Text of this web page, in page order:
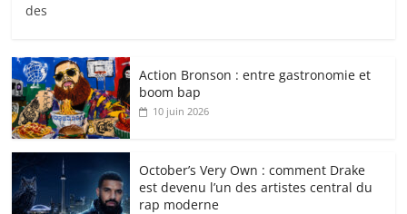
des
Action Bronson : entre gastronomie et
boom bap
10 juin 2026
October’s Very Own : comment Drake
est devenu l’un des artistes central du
rap moderne